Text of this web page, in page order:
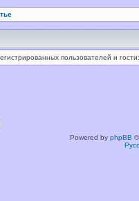
пользователей и
Powered by phpBB